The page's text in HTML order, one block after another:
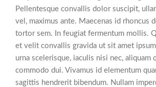
Pellentesque convallis dolor suscipit,
vel, maximus ante. Maecenas id rhoncus
tortor sem. In feugiat fermentum mollis.
et velit convallis gravida ut sit amet
urna scelerisque, iaculis nisi nec, aliquam
commodo dui. Vivamus id elementum
sagittis hendrerit bibendum. Nullam